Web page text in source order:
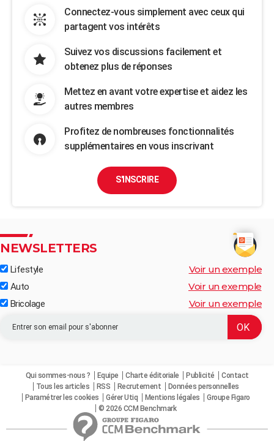
Connectez-vous simplement avec ceux qui
partagent vos intérêts
Suivez vos discussions facilement et
obtenez plus de réponses
Mettez en avant votre expertise et aidez les
autres membres
Profitez de nombreuses fonctionnalités
supplémentaires en vous inscrivant
S'INSCRIRE
NEWSLETTERS
Lifestyle Voir un exemple
Auto Voir un exemple
Bricolage Voir un exemple
Qui sommes-nous ? Equipe Charte éditoriale Publicité
Contact
Tous les articles
RSS Recrutement
Données personnelles
Paramétrer les cookies
Gérer Utiq Mentions légales
Groupe Figaro
© 2026 CCM Benchmark